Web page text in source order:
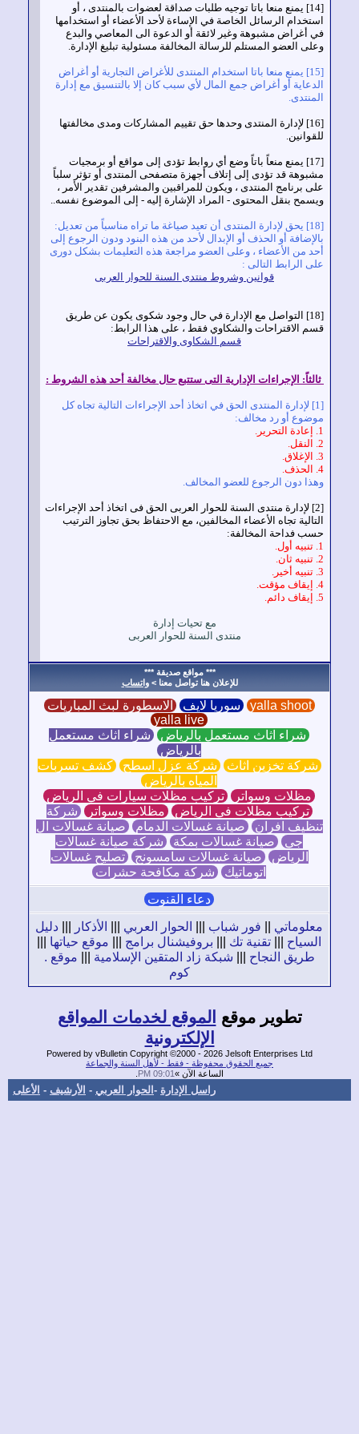
[14] يمنع منعا باتا توجيه طلبات صداقة لعضوات بالمنتدى ، أو
الرسائل الخاصة في الإساءة لأحد الأعضاء أو استخدامها
أغراض مشبوهة وغير لائقة أو الدعوة الى المعاصي والبدع
العضو المستلم للرسالة المخالفة مسئولية تبليغ الإدارة.
[15] يمنع منعا باتا استخدام المنتدى للأغراض التجارية أو أغراض
أو أغراض جمع المال لأي سبب كان إلا بالتنسيق مع إدارة
[16] لإدارة المنتدى وحدها حق تقييم المشاركات ومدى مخالفتها
[17] يمنع منعاً باتاً وضع أي روابط تؤدى إلى مواقع أو برمجيات
قد تؤدى إلى إتلاف أجهزة متصفحى المنتدى أو تؤثر سلباً
برنامج المنتدى ، ويكون للمراقبين والمشرفين تقدير الأمر ،
بنقل المحتوى - المراد الإشارة إليه - إلى الموضوع نفسه..
[18] يحق لإدارة المنتدى أن تعيد صياغة ما تراه مناسباً من تعديل:
أو الحذف أو الإبدال لأحد من هذه البنود ودون الرجوع إلى
من الأعضاء ، وعلى العضو مراجعة هذه التعليمات بشكل دورى
الرابط التالى :
قوانين وشروطمنتدى السنة للحوار العربى
[18] التواصل مع الإدارة في حال وجود شكوى يكون عن طريق
الاقتراحات والشكاوي فقط ، على هذا الرابط:
قسم الشكاوى والاقتراحات
الإجراءات الإدارية التى ستتبع حال مخالفة أحد هذه الشروط :
[1] لإدارة المنتدى الحق في اتخاذ أحد الإجراءات التالية تجاه كل
أو رد مخالف:
دون الرجوع للعضو المخالف.
منتدى السنة للحوار العربىالحق فى اتخاذ أحد الإجراءات
تجاه الأعضاء المخالفين، مع الاحتفاظ بحق تجاوز الترتيب
فداحة المخالفة:
مع تحيات إدارة
منتدى السنة للحوار العربى
*** مواقع صديقة ***
للإعلان هنا تواصل معنا >واتساب
سوريا لايف الاسطورة لبث المباريات
شراء اثاث مستعمل بالرياض شراء اثاث مستعمل
تخزين اثاث شركة عزل اسطح كشف تسربات
المياه بالرياض
مظلات وسواتر تركيب مظلات سيارات في الرياض
تركيب مظلات في الرياض مظلات وسواتر شركة
افران صيانة غسالات الدمام صيانة غسالات ال
صيانة غسالات بمكة شركة صيانة غسالات
صيانة غسالات سامسونج تصليح غسالات
شركة مكافحة حشرات
دعاء القنوت
||فور شباب|||الحوار العربي |||الأذكار |||دليل
|||تقنية تك |||بروفيشنال برامج||| موقع حياتها|||
طريق النجاح||| شبكة زاد المتقين الإسلامية |||موقع .
تطوير موقع الموقع لخدمات المواقع
الإلكترونية
Powered by vBulletin Copyright ©2000 - 2026 Jelsoft Enterprises Ltd
جميع الحقوق محفوظة - فقط - لأهل السنة والجماعة
الساعة الآن »09:01 PM
راسل الإدارة-الحوار العربي- الأرشيف - الأعلى